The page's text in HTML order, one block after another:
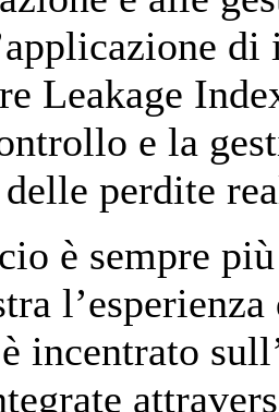
Leakage
e la
perdite
è sempre
incentrato